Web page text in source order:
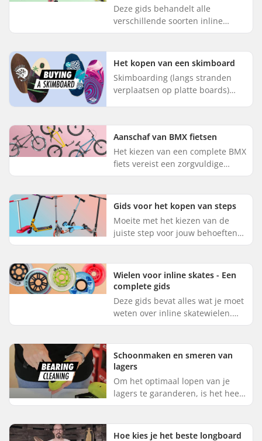
Deze gids behandelt alle
verschillende soorten inline
skates en Rolschaatsen. Lees
komen over welk type schaats het
beste b...
Het kopen van een skimboard
Skimboarding (langs stranden
verplaatsen op platte boards)
hetzelfde uit, maar laat je niet
m...
Aanschaf van BMX fietsen
Het kiezen van een complete BMX
fiets vereist een zorgvuldige
afweging van verschillende
dat de fiets voldoet aan de ...
Gids voor het kopen van steps
Moeite met het kiezen van de
juiste step voor jouw behoeften?
Dan ben je bij ons aan het juiste
veel verschillende ste...
Wielen voor inline skates - Een
complete gids
Deze gids bevat alles wat je moet
weten over inline skatewielen.
We helpen je om snel een keuze
skatestijl, maar je krijgt oo...
Schoonmaken en smeren van
lagers
Om het optimaal lopen van je
lagers te garanderen, is het heel
goed om ze op regelmatige basis
Door dat te doen, zal je ...
Hoe kies je het beste longboard